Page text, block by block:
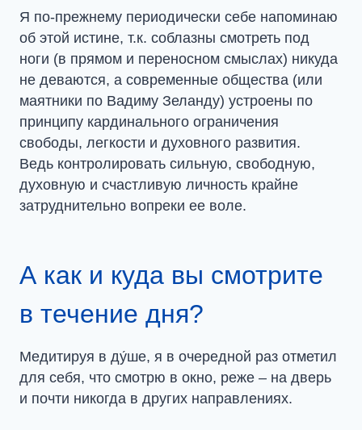
Я по-прежнему периодически себе напоминаю
об этой истине, т.к. соблазны смотреть под
ноги (в прямом и переносном смыслах) никуда
не деваются, а современные общества (или
маятники по Вадиму Зеланду) устроены по
принципу кардинального ограничения
свободы, легкости и духовного развития.
Ведь контролировать сильную, свободную,
духовную и счастливую личность крайне
затруднительно вопреки ее воле.
А как и куда вы смотрите
в течение дня?
Медитируя в ду́ше, я в очередной раз отметил
для себя, что смотрю в окно, реже – на дверь
и почти никогда в других направлениях.